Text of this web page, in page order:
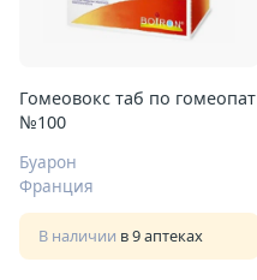
Гомеовокс таб по гомеопат
№100
Буарон
Франция
В наличии в 9 аптеках